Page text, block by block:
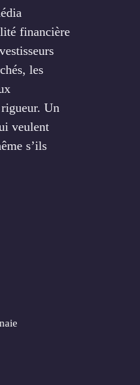
financière
les
Un
veulent
s’ils